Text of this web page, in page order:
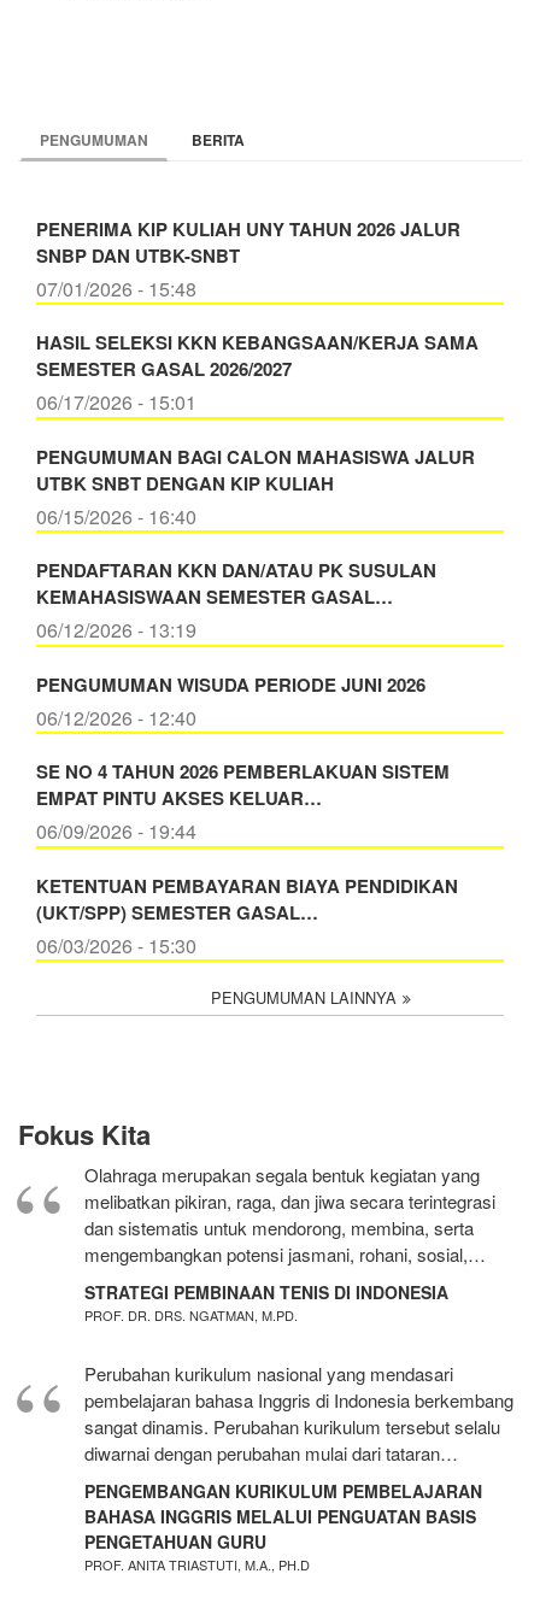
PENGUMUMAN BERITA
PENERIMA KIP KULIAH UNY TAHUN 2026 JALUR
SNBP DAN UTBK-SNBT
07/01/2026 - 15:48
HASIL SELEKSI KKN KEBANGSAAN/KERJA SAMA
SEMESTER GASAL 2026/2027
06/17/2026 - 15:01
PENGUMUMAN BAGI CALON MAHASISWA JALUR
UTBK SNBT DENGAN KIP KULIAH
06/15/2026 - 16:40
PENDAFTARAN KKN DAN/ATAU PK SUSULAN
KEMAHASISWAAN SEMESTER GASAL…
06/12/2026 - 13:19
PENGUMUMAN WISUDA PERIODE JUNI 2026
06/12/2026 - 12:40
SE NO 4 TAHUN 2026 PEMBERLAKUAN SISTEM
EMPAT PINTU AKSES KELUAR…
06/09/2026 - 19:44
KETENTUAN PEMBAYARAN BIAYA PENDIDIKAN
(UKT/SPP) SEMESTER GASAL…
06/03/2026 - 15:30
PENGUMUMAN LAINNYA
Fokus Kita
Olahraga merupakan segala bentuk kegiatan yang
melibatkan pikiran, raga, dan jiwa secara terintegrasi
dan sistematis untuk mendorong, membina, serta
mengembangkan potensi jasmani, rohani, sosial,…
STRATEGI PEMBINAAN TENIS DI INDONESIA
PROF. DR. DRS. NGATMAN, M.PD.
Perubahan kurikulum nasional yang mendasari
pembelajaran bahasa Inggris di Indonesia berkembang
sangat dinamis. Perubahan kurikulum tersebut selalu
diwarnai dengan perubahan mulai dari tataran…
PENGEMBANGAN KURIKULUM PEMBELAJARAN
BAHASA INGGRIS MELALUI PENGUATAN BASIS
PENGETAHUAN GURU
PROF. ANITA TRIASTUTI, M.A., PH.D